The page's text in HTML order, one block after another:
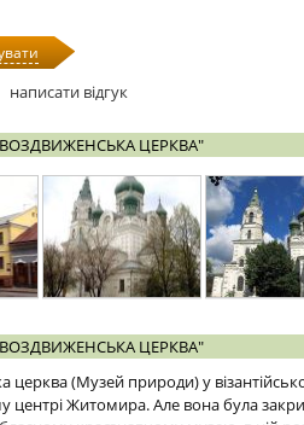
написати відгук
ЦЕРКВА"
ЦЕРКВА"
(Музей природи) у
центрі Житомира. Але вона була